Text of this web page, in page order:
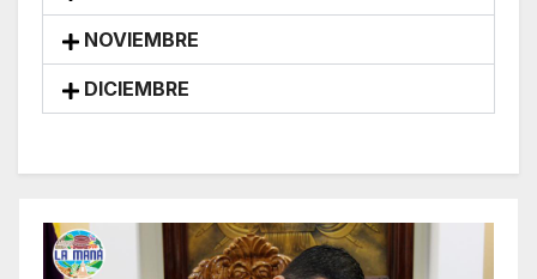
NOVIEMBRE
DICIEMBRE